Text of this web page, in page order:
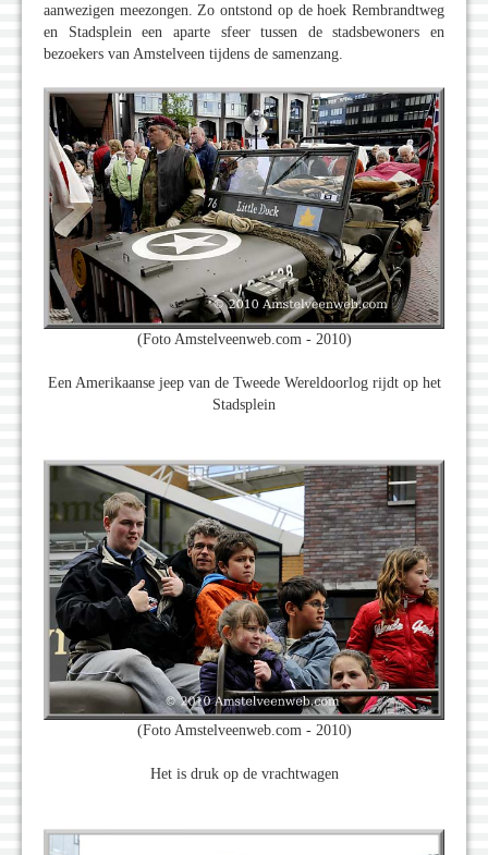
aanwezigen meezongen. Zo ontstond op de hoek Rembrandtweg
en Stadsplein een aparte sfeer tussen de stadsbewoners en
bezoekers van Amstelveen tijdens de samenzang.
(Foto Amstelveenweb.com - 2010)
Een Amerikaanse jeep van de Tweede Wereldoorlog rijdt op het
Stadsplein
(Foto Amstelveenweb.com - 2010)
Het is druk op de vrachtwagen